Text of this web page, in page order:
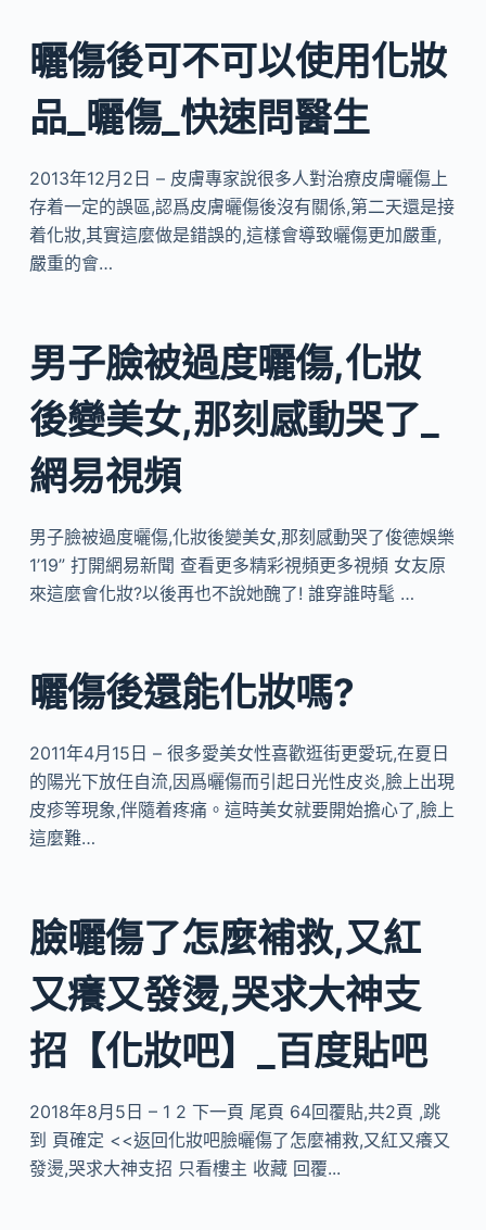
曬傷後可不可以使用化妝
品_曬傷_快速問醫生
2013年12月2日 – 皮膚專家說很多人對治療皮膚曬傷上
存着一定的誤區,認爲皮膚曬傷後沒有關係,第二天還是接
着化妝,其實這麼做是錯誤的,這樣會導致曬傷更加嚴重,
嚴重的會…
男子臉被過度曬傷,化妝
後變美女,那刻感動哭了_
網易視頻
男子臉被過度曬傷,化妝後變美女,那刻感動哭了俊德娛樂
1’19” 打開網易新聞 查看更多精彩視頻更多視頻 女友原
來這麼會化妝?以後再也不說她醜了! 誰穿誰時髦 …
曬傷後還能化妝嗎?
2011年4月15日 – 很多愛美女性喜歡逛街更愛玩,在夏日
的陽光下放任自流,因爲曬傷而引起日光性皮炎,臉上出現
皮疹等現象,伴隨着疼痛。這時美女就要開始擔心了,臉上
這麼難…
臉曬傷了怎麼補救,又紅
又癢又發燙,哭求大神支
招【化妝吧】_百度貼吧
2018年8月5日 – 1 2 下一頁 尾頁 64回覆貼,共2頁 ,跳
到 頁確定 <<返回化妝吧臉曬傷了怎麼補救,又紅又癢又
發燙,哭求大神支招 只看樓主 收藏 回覆...